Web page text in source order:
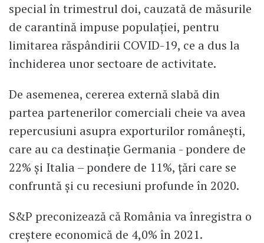
special în trimestrul doi, cauzată de măsurile
de carantină impuse populației, pentru
limitarea răspândirii COVID-19, ce a dus la
închiderea unor sectoare de activitate.
De asemenea, cererea externă slabă din
partea partenerilor comerciali cheie va avea
repercusiuni asupra exporturilor românești,
care au ca destinație Germania - pondere de
22% și Italia – pondere de 11%, țări care se
confruntă și cu recesiuni profunde în 2020.
S&P preconizează că România va înregistra o
creștere economică de 4,0% în 2021.